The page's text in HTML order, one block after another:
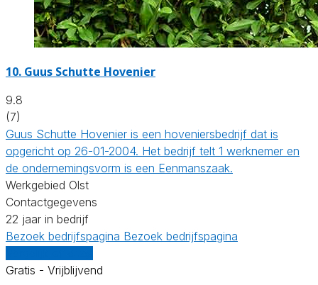
10. Guus Schutte Hovenier
9.8
(7)
Guus Schutte Hovenier is een hoveniersbedrijf dat is
opgericht op 26-01-2004. Het bedrijf telt 1 werknemer en
de ondernemingsvorm is een Eenmanszaak.
Werkgebied Olst
Contactgegevens
22 jaar in bedrijf
Bezoek bedrijfspagina Bezoek bedrijfspagina
Gratis - Vrijblijvend